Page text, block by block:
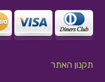
תקנון האתר